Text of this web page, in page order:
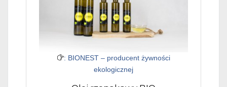
: BIONEST – producent żywności
ekologicznej